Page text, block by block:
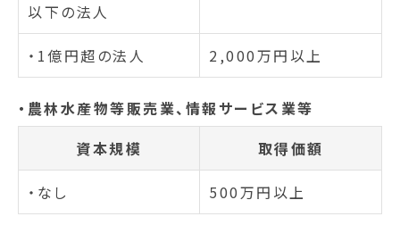
以下の法人
・1億円超の法人 2,000万円以上
・農林水産物等販売業、情報サービス業等
資本規模
取得価額
・なし 500万円以上